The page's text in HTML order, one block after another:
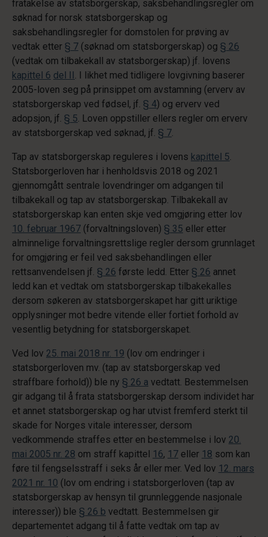
fratakelse av statsborgerskap, saksbehandlingsregler om
søknad for norsk statsborgerskap og
saksbehandlingsregler for domstolen for prøving av
vedtak etter § 7 (søknad om statsborgerskap) og § 26
(vedtak om tilbakekall av statsborgerskap) jf. lovens
kapittel 6 del II . I likhet med tidligere lovgivning baserer
2005-loven seg på prinsippet om avstamning (erverv av
statsborgerskap ved fødsel, jf. § 4) og erverv ved
adopsjon, jf. § 5. Loven oppstiller ellers regler om erverv
av statsborgerskap ved søknad, jf. § 7.
Tap av statsborgerskap reguleres i lovens kapittel 5.
Statsborgerloven har i henholdsvis 2018 og 2021
gjennomgått sentrale lovendringer om adgangen til
tilbakekall og tap av statsborgerskap. Tilbakekall av
statsborgerskap kan enten skje ved omgjøring etter lov
10. februar 1967 (forvaltningsloven) § 35 eller etter
alminnelige forvaltningsrettslige regler dersom grunnlaget
for omgjøring er feil ved saksbehandlingen eller
rettsanvendelsen jf. § 26 første ledd. Etter § 26 annet
ledd kan et vedtak om statsborgerskap tilbakekalles
dersom søkeren av statsborgerskapet har gitt uriktige
opplysninger mot bedre vitende eller fortiet forhold av
vesentlig betydning for statsborgerskapet.
Ved lov 25. mai 2018 nr. 19 (lov om endringer i
statsborgerloven mv. (tap av statsborgerskap ved
straffbare forhold)) ble ny § 26 a vedtatt. Bestemmelsen
gir adgang til å frata statsborgerskap dersom individet har
et annet statsborgerskap og har utvist fremferd sterkt til
skade for Norges vitale interesser, dersom
vedkommende straffes etter en bestemmelse i lov 20.
mai 2005 nr. 28 om straff kapittel 16, 17 eller 18 som kan
føre til fengselsstraff i seks år eller mer. Ved lov 12. mars
2021 nr. 10 (lov om endring i statsborgerloven (tap av
statsborgerskap av hensyn til grunnleggende nasjonale
interesser)) ble § 26 b vedtatt. Bestemmelsen gir
departementet adgang til å fatte vedtak om tap av